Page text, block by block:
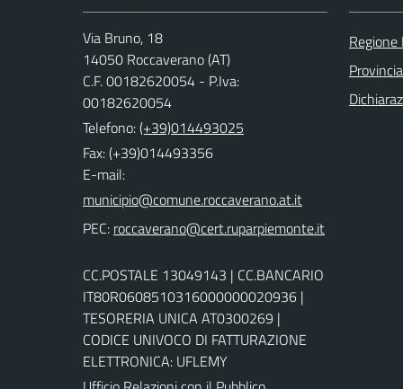
Via Bruno, 18
14050 Roccaverano (AT)
C.F. 00182620054 - P.Iva:
00182620054
Telefono:(+39)014493025
Fax: (+39)014493356
E-mail:
PEC:
CC.POSTALE 13049143 | CC.BANCARIO
IT80R0608510316000000020936 |
TESORERIA UNICA AT0300269 |
CODICE UNIVOCO DI FATTURAZIONE
ELETTRONICA: UFLEMY